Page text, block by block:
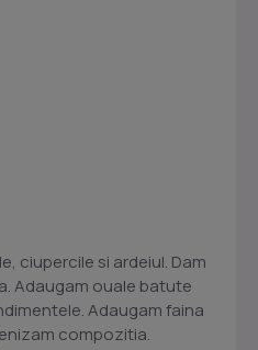
ciupercile si ardeiul. Dam
Adaugam ouale batute
Adaugam faina
compozitia.